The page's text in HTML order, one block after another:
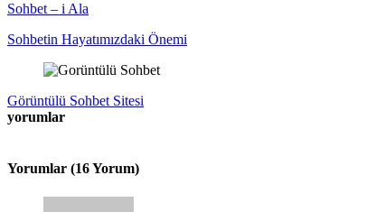
Sohbet – i Ala
Sohbetin Hayatımızdaki Önemi
Görüntülü Sohbet Sitesi
yorumlar
Yorumlar (16 Yorum)